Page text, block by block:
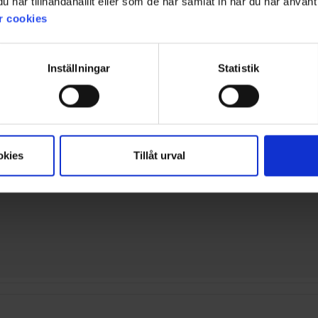
cookies
Inställningar Statistik
Tillåt urval
ja lämmin sekä istuu hyvin. Useat korostavat, että se
tai epätasainen, ja muutamat raportoivat ongelmista
positiivinen.
Yhteenveto tekoälystä / 81 asiakasarvostelua
Arvosana Kuvat
ja ne sopivat hyvin. Vyötärö voisi olla hieman korkeampi, mutta ei valittamista.